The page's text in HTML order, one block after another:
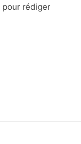
pour rédiger